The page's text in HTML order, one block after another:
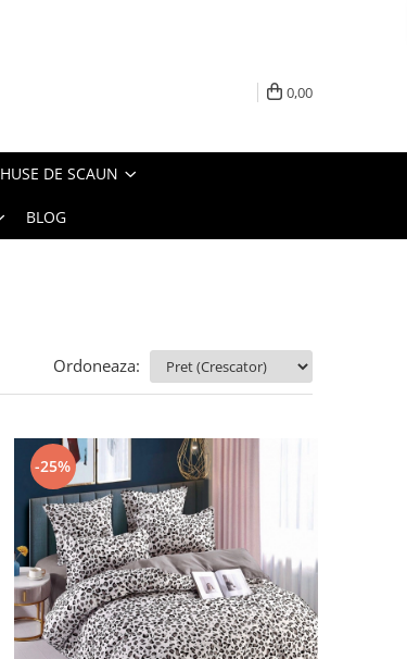
0,00
HUSE DE SCAUN
BLOG
Ordoneaza:
-25%